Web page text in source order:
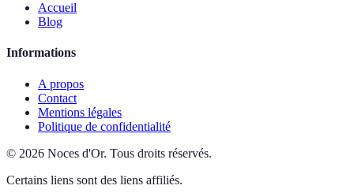
Accueil
Blog
Informations
A propos
Contact
Mentions légales
Politique de confidentialité
© 2026 Noces d'Or. Tous droits réservés.
Certains liens sont des liens affiliés.